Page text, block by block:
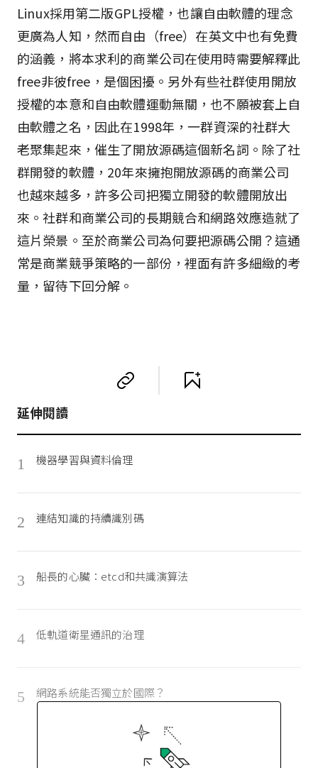
Linux採用第二版GPL授權，也讓自由軟體的理念
更廣為人知，然而自由（free）在英文中也有免費
的涵義，將本求利的商業公司在使用時需要解釋此
free非彼free，是個困擾。另外有些社群使用開放
授權的本意和自由軟體運動無關，也不願被套上自
由軟體之名，因此在1998年，一群資深的社群大
老聚集起來，催生了開放源碼這個新名詞。除了社
群開發的軟體，20年來擁抱開放源碼的商業公司
也越來越多，許多公司把獨立開發的軟體開放出
來。社群和商業公司的長期競合和網路效應造就了
這片榮景。至於商業公司為何要把源碼公開？這通
常是商業競爭策略的一部份，裡面有許多細緻的考
量，留待下回分解。
延伸閱讀
1 機器學習與資料倫理
2 連結知識的持續識別碼
3 船長的心臟：etcd和共識演算法
4 低軌道衛星通訊的治理
5 網路系統能否獨立於國際？